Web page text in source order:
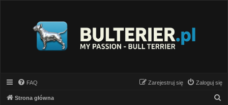
FAQ Zaloguj się
Zarejestruj się
Strona główna